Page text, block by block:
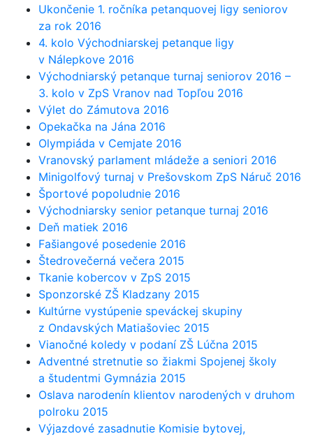
Ukončenie 1. ročníka petanquovej ligy seniorov
za rok 2016
4. kolo Východniarskej petanque ligy
v Nálepkove 2016
Východniarský petanque turnaj seniorov 2016 –
3. kolo v ZpS Vranov nad Topľou 2016
Výlet do Zámutova 2016
Opekačka na Jána 2016
Olympiáda v Cemjate 2016
Vranovský parlament mládeže a seniori 2016
Minigolfový turnaj v Prešovskom ZpS Náruč 2016
Športové popoludnie 2016
Východniarsky senior petanque turnaj 2016
Deň matiek 2016
Fašiangové posedenie 2016
Štedrovečerná večera 2015
Tkanie kobercov v ZpS 2015
Sponzorské ZŠ Kladzany 2015
Kultúrne vystúpenie speváckej skupiny
z Ondavských Matiašoviec 2015
Vianočné koledy v podaní ZŠ Lúčna 2015
Adventné stretnutie so žiakmi Spojenej školy
a študentmi Gymnázia 2015
Oslava narodenín klientov narodených v druhom
polroku 2015
Výjazdové zasadnutie Komisie bytovej,